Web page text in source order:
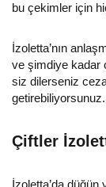
bu çekimler için
İzoletta’nın
ve şimdiye kadar
siz dilerseniz
getirebiliyorsunuz.
Çiftler